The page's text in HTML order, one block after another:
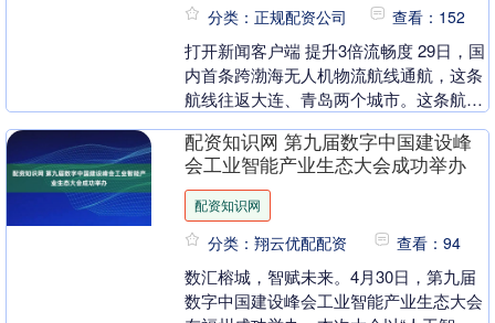
分类：正规配资公司 查看：152
打开新闻客户端 提升3倍流畅度 29日，国
内首条跨渤海无人机物流航线通航，这条
航线往返大连、青岛两个城市。这条航线
相关负责人....
配资知识网 第九届数字中国建设峰
会工业智能产业生态大会成功举办
配资知识网
分类：翔云优配配资 查看：94
数汇榕城，智赋未来。4月30日，第九届
数字中国建设峰会工业智能产业生态大会